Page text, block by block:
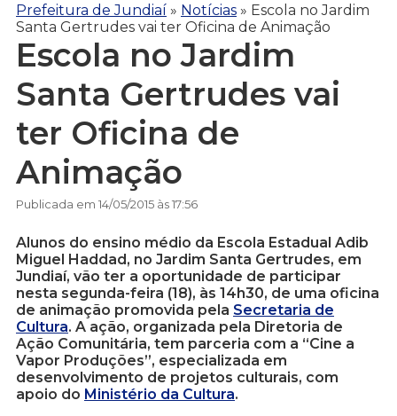
Prefeitura de Jundiaí » Notícias » Escola no Jardim
Santa Gertrudes vai ter Oficina de Animação
Escola no Jardim
Santa Gertrudes vai
ter Oficina de
Animação
Publicada em 14/05/2015 às 17:56
Alunos do ensino médio da Escola Estadual Adib
Miguel Haddad, no Jardim Santa Gertrudes, em
Jundiaí, vão ter a oportunidade de participar
nesta segunda-feira (18), às 14h30, de uma oficina
de animação promovida pela Secretaria de
Cultura. A ação, organizada pela Diretoria de
Ação Comunitária, tem parceria com a “Cine a
Vapor Produções”, especializada em
desenvolvimento de projetos culturais, com
apoio do Ministério da Cultura.